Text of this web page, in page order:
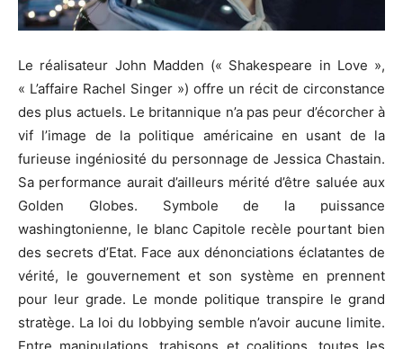
Le réalisateur John Madden (« Shakespeare in Love »,
« L’affaire Rachel Singer ») offre un récit de circonstance
des plus actuels. Le britannique n’a pas peur d’écorcher à
vif l’image de la politique américaine en usant de la
furieuse ingéniosité du personnage de Jessica Chastain.
Sa performance aurait d’ailleurs mérité d’être saluée aux
Golden Globes. Symbole de la puissance
washingtonienne, le blanc Capitole recèle pourtant bien
des secrets d’Etat. Face aux dénonciations éclatantes de
vérité, le gouvernement et son système en prennent
pour leur grade. Le monde politique transpire le grand
stratège. La loi du lobbying semble n’avoir aucune limite.